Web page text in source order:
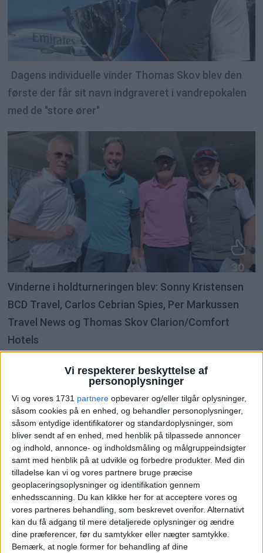
Vi respekterer beskyttelse af
personoplysninger
Vi og vores 1731 partnere opbevarer og/eller tilgår oplysninger,
såsom cookies på en enhed, og behandler personoplysninger,
såsom entydige identifikatorer og standardoplysninger, som
bliver sendt af en enhed, med henblik på tilpassede annoncer
og indhold, annonce- og indholdsmåling og målgruppeindsigter
samt med henblik på at udvikle og forbedre produkter. Med din
tilladelse kan vi og vores partnere bruge præcise
geoplaceringsoplysninger og identifikation gennem
enhedsscanning. Du kan klikke her for at acceptere vores og
vores partneres behandling, som beskrevet ovenfor. Alternativt
kan du få adgang til mere detaljerede oplysninger og ændre
dine præferencer, før du samtykker eller nægter samtykke.
Bemærk, at nogle former for behandling af dine
Dagens individuelle vinder Thomas Skov blev den
første der får sit navn indgraveret i vandrepokalen
med de "store ører"
Vinderne i holdturneringen blev: Sonny Kristensen
BCD Travel, Carlos Cebrian Spies, Per Markussen
Travel News og Thomas Skov Clarion/Comfort
Hotels
REJSEBRANCHEN
DRAGØR GOLFKLUB
GOLFTURNERING
KARIN GERT NIELSEN
KRØNIKE
NETVÆRKSARRANGEMENT